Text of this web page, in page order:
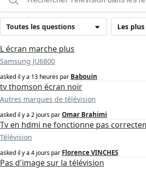
Les
Toutes les questions
L écran marche plus
Samsung JU6800
asked il y a 13 heures par Babouin
tv thomson écran noir
Autres marques de télévision
asked il y a 2 jours parOmar Brahimi
Tv en hdmi ne fonctionne pas
Télévision
asked il y a 4 jours par Florence VINCHES
Pas d'image sur la télévision